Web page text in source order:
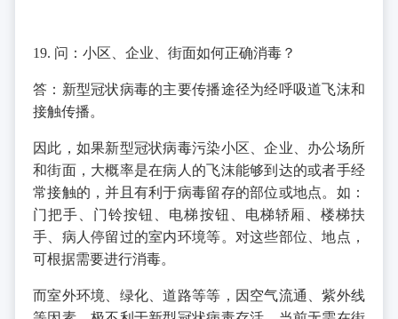
19. 问：小区、企业、街面如何正确消毒？
答：新型冠状病毒的主要传播途径为经呼吸道飞沫和
接触传播。
因此，如果新型冠状病毒污染小区、企业、办公场所
和街面，大概率是在病人的飞沫能够到达的或者手经
常接触的，并且有利于病毒留存的部位或地点。如：
门把手、门铃按钮、电梯按钮、电梯轿厢、楼梯扶
手、病人停留过的室内环境等。对这些部位、地点，
可根据需要进行消毒。
而室外环境、绿化、道路等等，因空气流通、紫外线